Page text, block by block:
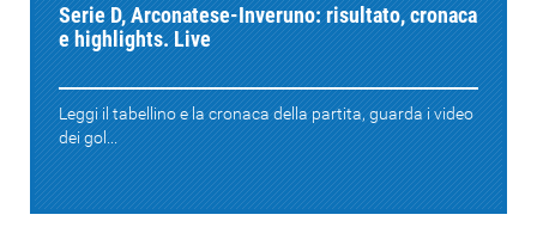
Serie D, Arconatese-Inveruno: risultato, cronaca
e highlights. Live
Leggi il tabellino e la cronaca della partita, guarda i video
dei gol...